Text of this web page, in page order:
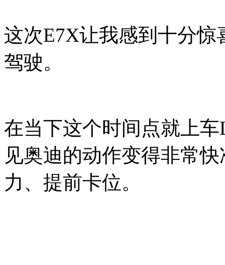
这次E7X让我感到十分
驾驶。
在当下这个时间点就上
见奥迪的动作变得非常
力、提前卡位。